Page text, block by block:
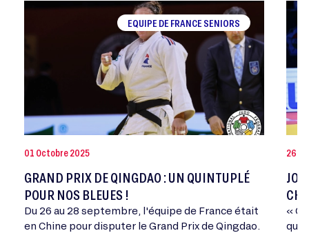
EQUIPE DE FRANCE SENIORS
01 Octobre 2025
GRAND PRIX DE QINGDAO : UN QUINTUPLÉ
POUR NOS BLEUES !
Du 26 au 28 septembre, l'équipe de France était
en Chine pour disputer le Grand Prix de Qingdao.
26
«
qui